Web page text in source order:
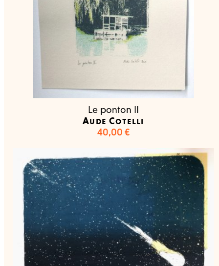
Le ponton II
Aude Cotelli
40,00 €